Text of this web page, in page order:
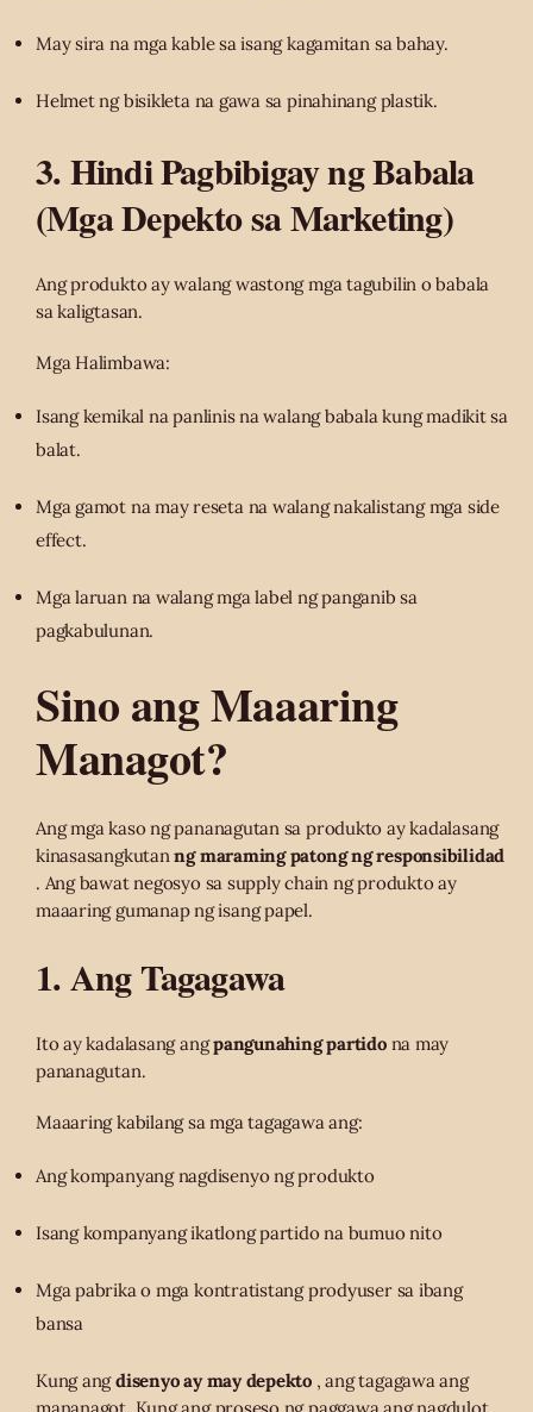
May sira na mga kable sa isang kagamitan sa bahay.
Helmet ng bisikleta na gawa sa pinahinang plastik.
3. Hindi Pagbibigay ng Babala
(Mga Depekto sa Marketing)
Ang produkto ay walang wastong mga tagubilin o babala
sa kaligtasan.
Mga Halimbawa:
Isang kemikal na panlinis na walang babala kung madikit sa
balat.
Mga gamot na may reseta na walang nakalistang mga side
effect.
Mga laruan na walang mga label ng panganib sa
pagkabulunan.
Sino ang Maaaring
Managot?
Ang mga kaso ng pananagutan sa produkto ay kadalasang
kinasasangkutanng maraming patong ng responsibilidad
. Ang bawat negosyo sa supply chain ng produkto ay
maaaring gumanap ng isang papel.
1. Ang Tagagawa
Ito ay kadalasang angpangunahing partidona may
pananagutan.
Maaaring kabilang sa mga tagagawa ang:
Ang kompanyang nagdisenyo ng produkto
Isang kompanyang ikatlong partido na bumuo nito
Mga pabrika o mga kontratistang prodyuser sa ibang
bansa
Kung angdisenyo ay may depekto , ang tagagawa ang